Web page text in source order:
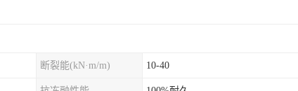
断裂能(kN·m/m) 10-40